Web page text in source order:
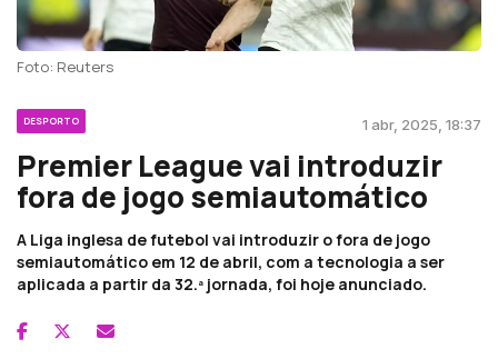
Foto: Reuters
DESPORTO 1 abr, 2025, 18:37
Premier League vai introduzir
fora de jogo semiautomático
A Liga inglesa de futebol vai introduzir o fora de jogo
semiautomático em 12 de abril, com a tecnologia a ser
aplicada a partir da 32.ª jornada, foi hoje anunciado.